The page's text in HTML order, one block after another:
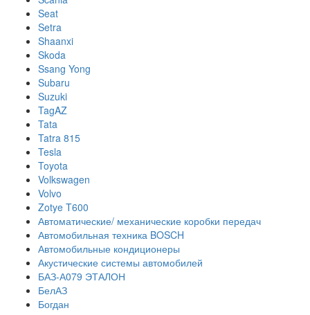
Seat
Setra
Shaanxi
Skoda
Ssang Yong
Subaru
Suzuki
TagAZ
Tata
Tatra 815
Tesla
Toyota
Volkswagen
Volvo
Zotye T600
Автоматические/ механические коробки передач
Автомобильная техника BOSCH
Автомобильные кондиционеры
Акустические системы автомобилей
БАЗ-А079 ЭТАЛОН
БелАЗ
Богдан